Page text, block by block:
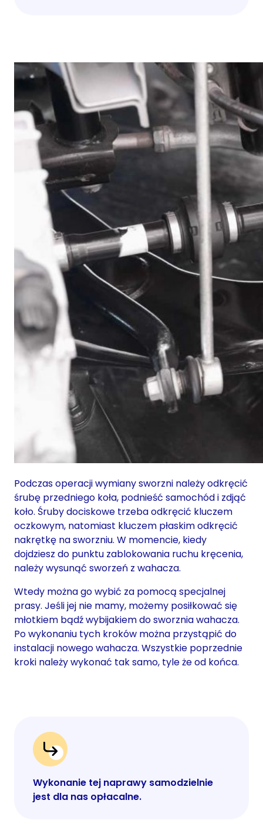
Podczas operacji wymiany sworzni należy odkręcić
śrubę przedniego koła, podnieść samochód i zdjąć
koło. Śruby dociskowe trzeba odkręcić kluczem
oczkowym, natomiast kluczem płaskim odkręcić
nakrętkę na sworzniu. W momencie, kiedy
dojdziesz do punktu zablokowania ruchu kręcenia,
należy wysunąć sworzeń z wahacza.
Wtedy można go wybić za pomocą specjalnej
prasy. Jeśli jej nie mamy, możemy posiłkować się
młotkiem bądź wybijakiem do sworznia wahacza.
Po wykonaniu tych kroków można przystąpić do
instalacji nowego wahacza. Wszystkie poprzednie
kroki należy wykonać tak samo, tyle że od końca.
Wykonanie tej naprawy samodzielnie
jest dla nas opłacalne.